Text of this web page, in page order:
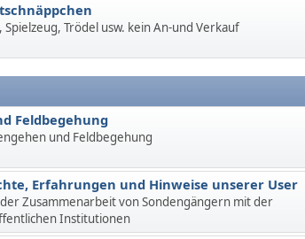
Trödel usw. kein An-und Verkauf
Feldbegehung
und Feldbegehung
Erfahrungen und Hinweise unserer User
Zusammenarbeit von Sondengängern mit der
Institutionen